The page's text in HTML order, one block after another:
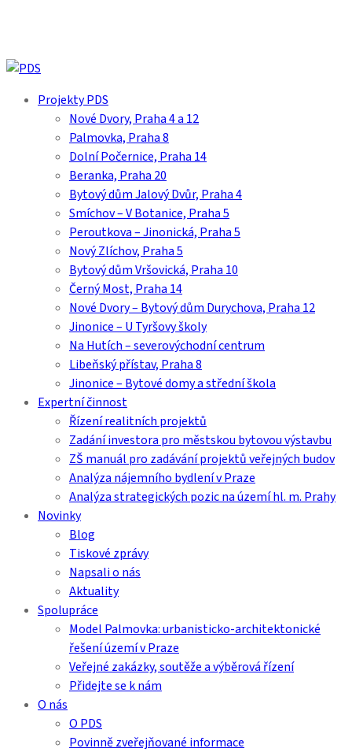
content
search
Menu Projekty PDS
Nové Dvory, Praha 4 a 12
Palmovka, Praha 8
Dolní Počernice, Praha 14
Beranka, Praha 20
Bytový dům Jalový Dvůr, Praha 4
Smíchov – V Botanice, Praha 5
Peroutkova – Jinonická, Praha 5
Nový Zlíchov, Praha 5
Bytový dům Vršovická, Praha 10
Černý Most, Praha 14
Nové Dvory – Bytový dům Durychova, Praha 12
Jinonice – U Tyršovy školy
Na Hutích – severovýchodní centrum
Libeňský přístav, Praha 8
Jinonice – Bytové domy a střední škola
Expertní činnost
Řízení realitních projektů
Zadání investora pro městskou bytovou výstavbu
ZŠ manuál pro zadávání projektů veřejných budov
Analýza nájemního bydlení v Praze
Analýza strategických pozic na území hl. m. Prahy
Novinky
Blog
Tiskové zprávy
Napsali o nás
Aktuality
Spolupráce
Model Palmovka: urbanisticko-architektonické
řešení území v Praze
Veřejné zakázky, soutěže a výběrová řízení
Přidejte se k nám
O nás
O PDS
Povinně zveřejňované informace